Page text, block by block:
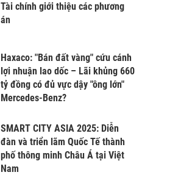
Tài chính giới thiệu các phương
án
Haxaco: "Bán đất vàng" cứu cánh
lợi nhuận lao dốc – Lãi khủng 660
tỷ đồng có đủ vực dậy "ông lớn"
Mercedes-Benz?
SMART CITY ASIA 2025: Diễn
đàn và triển lãm Quốc Tế thành
phố thông minh Châu Á tại Việt
Nam